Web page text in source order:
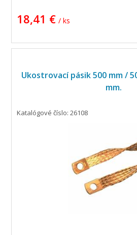
18,41 € / ks
Ukostrovací pásik 500 mm /
mm.
Katalógové číslo: 26108